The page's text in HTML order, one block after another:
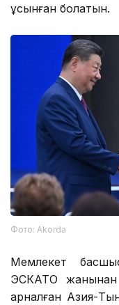
ұсынған болатын.
Фото: Аkorda
Мемлекет
ЭСКАТО жанынан
арналған Азия-